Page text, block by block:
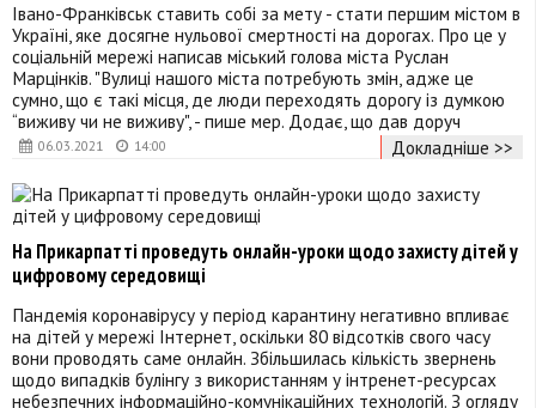
06.03.2021 14:00
Івано-Франківськ ставить собі за мету - стати першим містом в
Україні, яке досягне нульової смертності на дорогах. Про це у
соціальній мережі написав міський голова міста Руслан
Марцінків. "Вулиці нашого міста потребують змін, адже це
сумно, що є такі місця, де люди переходять дорогу із думкою
“виживу чи не виживу", - пише мер. Додає, що дав доруч
Докладніше >>
На Прикарпатті проведуть онлайн-уроки щодо захисту дітей у
цифровому середовищі
Пандемія коронавірусу у період карантину негативно впливає
на дітей у мережі Інтернет, оскільки 80 відсотків свого часу
вони проводять саме онлайн. Збільшилась кількість звернень
щодо випадків булінгу з використанням у інтренет-ресурсах
небезпечних інформаційно-комунікаційних технологій. З огляду